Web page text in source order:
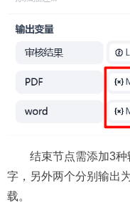
结束节点需添加3种
字，另外两个分别输出
载。